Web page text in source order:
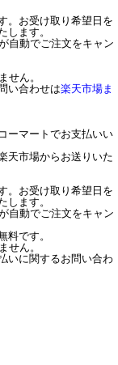
。お受け取り希望日を
します。
自動でご注文をキャン
せん。
い合わせは楽天市場ま
ーマートでお支払いい
天市場からお送りいた
。お受け取り希望日を
します。
自動でご注文をキャン
料です。
せん。
いに関するお問い合わ